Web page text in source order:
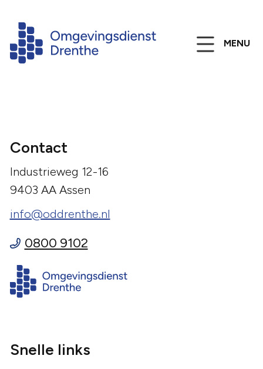
MENU
Contact
Industrieweg 12-16
9403 AA Assen
info@oddrenthe.nl
0800 9102
Snelle links